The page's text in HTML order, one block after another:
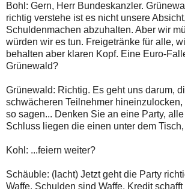
Bohl: Gern, Herr Bundeskanzler.
richtig verstehe ist es nicht unsere
Schuldenmachen abzuhalten. Aber wir
würden wir es tun. Freigetränke für alle,
behalten aber klaren Kopf. Eine Euro-
Grünewald?
Grünewald: Richtig. Es geht uns darum,
schwächeren Teilnehmer hineinzulocken,
so sagen... Denken Sie an eine Party,
Schluss liegen die einen unter dem
Kohl: ...feiern weiter?
Schäuble: (lacht) Jetzt geht die Party
Waffe, Schulden sind Waffe. Kredit